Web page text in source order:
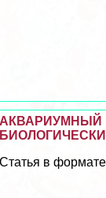
АКВАРИУМНЫЙ
Статья в